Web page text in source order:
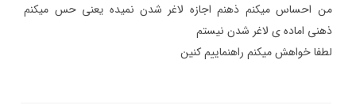
من احساس میکنم ذهنم اجازه لاغر شدن نمیده یعنی حس میکنم
لطفا خواهش میکنم راهنماییم کنین